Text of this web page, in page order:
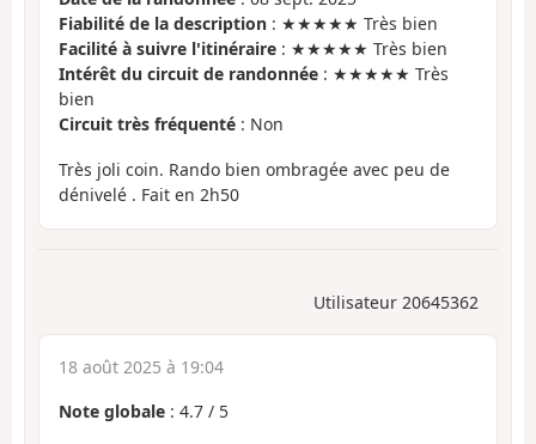
Fiabilité de la description : ★★★★★ Très bien
Facilité à suivre l'itinéraire : ★★★★★ Très bien
Intérêt du circuit de randonnée : ★★★★★ Très
bien
Circuit très fréquenté : Non
Très joli coin. Rando bien ombragée avec peu de
dénivelé . Fait en 2h50
Utilisateur 20645362
18 août 2025 à 19:04
Note globale : 4.7 / 5